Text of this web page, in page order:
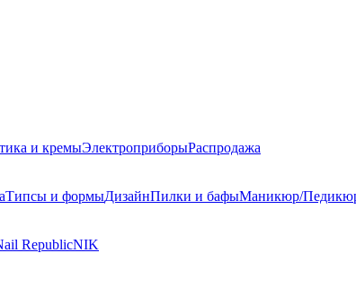
и кремыЭлектроприборыРаспродажа
Типсы и формыДизайнПилки и бафыМаникюр/
RepublicNIK